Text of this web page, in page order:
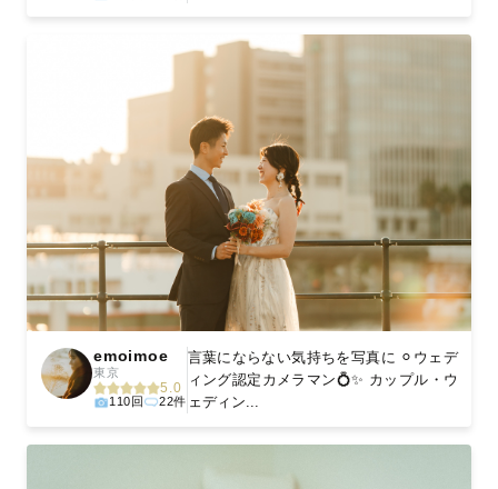
emoimoe
東京
5.0
110回 22件
言葉にならない気持ちを写真に ⚪︎ウェデ
ィング認定カメラマン💍✨ カップル・ウ
ェディン...